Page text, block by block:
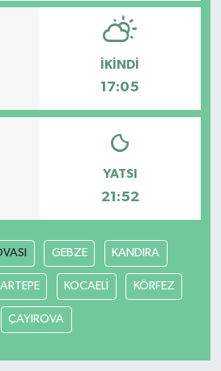
İKINDI
17:05
YATSI
21:52
GEBZE KANDIRA
KOCAELİ KÖRFEZ
ÇAYIROVA